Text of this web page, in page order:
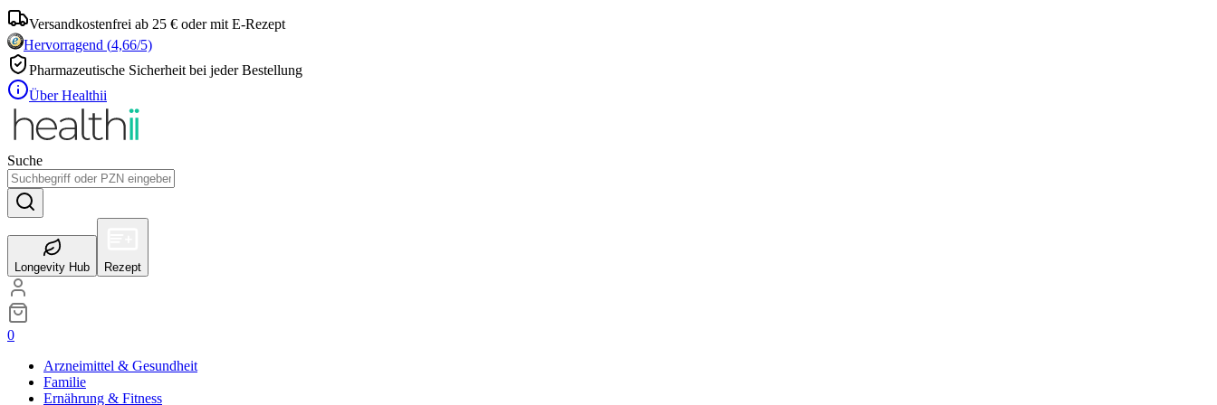
Versandkostenfrei ab 25 € oder mit E-Rezept
Hervorragend (4,66/5)
Pharmazeutische Sicherheit bei jeder Bestellung
Über Healthii
Suche
Longevity Hub Rezept
0
Arzneimittel & Gesundheit
Familie
Ernährung & Fitness